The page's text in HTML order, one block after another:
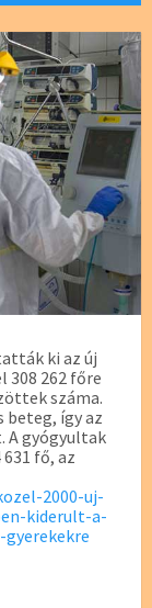
ki az új
308 262 főre
száma.
beteg, így az
A gyógyultak
fő, az
2000-uj-
kiderult-a-